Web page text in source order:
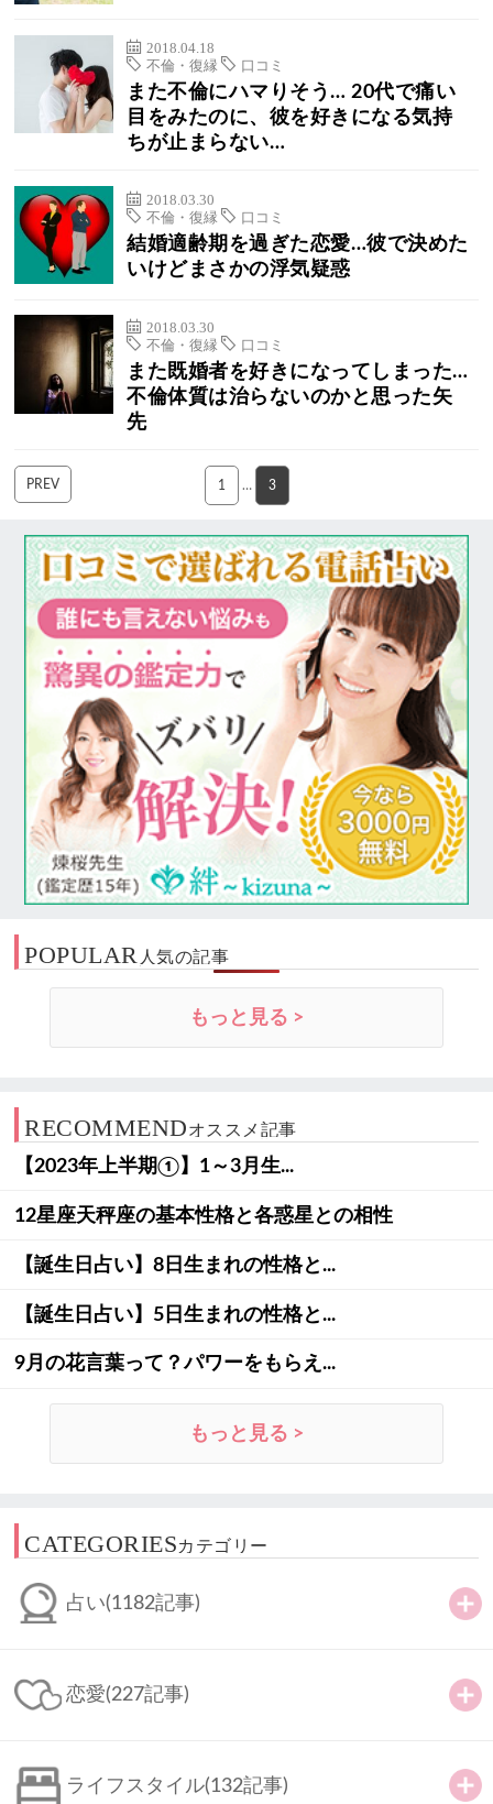
2018.04.18
不倫・復縁
口コミ
また不倫にハマりそう… 20代で痛い
目をみたのに、彼を好きになる気持
ちが止まらない…
2018.03.30
不倫・復縁
口コミ
結婚適齢期を過ぎた恋愛…彼で決めた
いけどまさかの浮気疑惑
2018.03.30
不倫・復縁
口コミ
また既婚者を好きになってしまった…
不倫体質は治らないのかと思った矢
先
PREV 1 … 3
POPULAR 人気の記事
もっと見る >
RECOMMENDオススメ記事
【2023年上半期①】1～3月生...
12星座天秤座の基本性格と各惑星との相性
【誕生日占い】8日生まれの性格と...
【誕生日占い】5日生まれの性格と...
9月の花言葉って？パワーをもらえ...
もっと見る >
CATEGORIESカテゴリー
占い(1182記事)
恋愛(227記事)
ライフスタイル(132記事)